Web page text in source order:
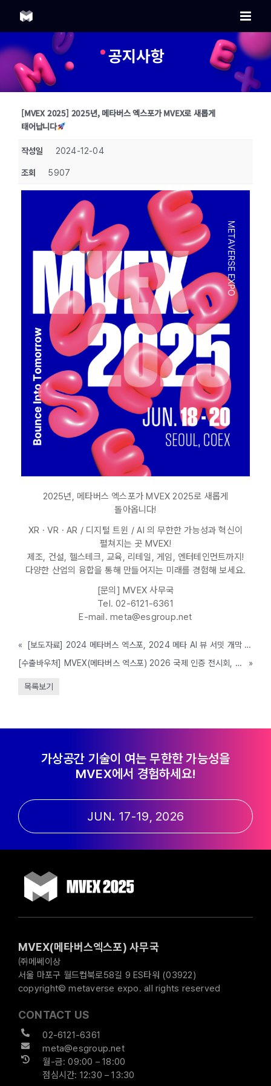
content
공지사항
[MVEX 2025] 2025년, 메타버스 엑스포가 MVEX로 새롭게
태어납니다
작성일 2024-12-04
조회 5907
2025년, 메타버스 엑스포가 MVEX 2025로 새롭게
돌아옵니다!
XR · VR · AR / 디지털 트윈 / AI 의 무한한 가능성과 혁신이
펼쳐지는 곳 MVEX!
제조, 건설, 헬스테크, 교육, 리테일, 게임, 엔터테인먼트까지!
다양한 산업의 융합을 통해 만들어지는 미래를 경험해 보세요.
[문의] MVEX 사무국
Tel. 02-6121-6361
E-mail. meta@esgroup.net
«
[보도자료] 2024 메타버스 엑스포, 2024 메타 AI 뷰 서밋 개막 보도자료
[수출바우처] MVEX(메타버스 엑스포) 2026 국제 인증 전시회, 전시회 인증서 *수출바우처 사용 가능
»
목록보기
가상공간 기술이 여는 무한한 가능성을
MVEX에서 경험하세요!
JUN. 17-19, 2026
MVEX(메타버스엑스포) 사무국
㈜메쎄이상
서울 마포구 월드컵북로58길 9 ES타워 (03922)
copyright© metaverse expo. all rights reserved
CONTACT US
02-6121-6361
meta@esgroup.net
월-금: 09:00 – 18:00
점심시간: 12:30 – 13:30